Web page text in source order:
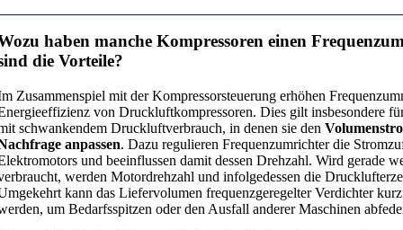
haben manche Kompressoren einen
die Vorteile?
Zusammenspiel mit der Kompressorsteuerung erhöhen
von Druckluftkompressoren. Dies gilt insbesondere
schwankendem Druckluftverbrauch, in denen sie den
anpassen. Dazu regulieren Frequenzumrichter die
und beeinflussen damit dessen Drehzahl. Wird gerade
werden Motordrehzahl und infolgedessen die
kann das Liefervolumen frequenzgeregelter Verdichter
um Bedarfsspitzen oder den Ausfall anderer Maschinen